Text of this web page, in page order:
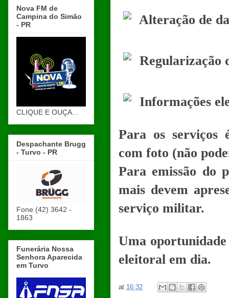
Alteração de
Regularização
Informações
Para os serviços
com foto (não
Para emissão do
mais devem
serviço militar.
Uma
eleitoral em dia.
at 16:32
Nova FM de
Campina do Simão
- PR
CLIQUE E OUÇA...
Despachante Brugg
- Turvo - PR
Fone (42) 3642 -
1863
Funerária Nossa
Senhora Aparecida
em Turvo